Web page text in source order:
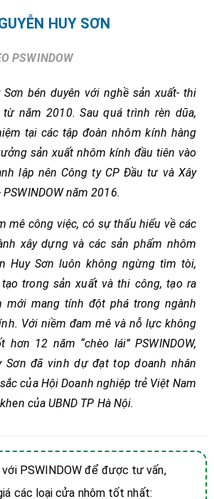
HUY SƠN
PSWINDOW
Sơn bén duyên với nghề sản xuất- thi
năm 2010. Sau quá trình rèn dũa,
tại các tập đoàn nhôm kính hàng
sản xuất nhôm kính đầu tiên vào
lập nên Công ty CP Đầu tư và Xây
năm 2016.
mê công việc, có sự thấu hiểu về các
xây dựng và các sản phẩm nhôm
Huy Sơn luôn không ngừng tìm tòi,
trong sản xuất và thi công, tạo ra
mới mang tính đột phá trong ngành
Với niềm đam mê và nỗ lực không
12 năm “chèo lái” PSWINDOW,
Sơn đã vinh dự đạt top doanh nhân
của Hội Doanh nghiệp trẻ Việt Nam
của UBND TP Hà Nội.
với PSWINDOW để được tư vấn,
các loại cửa nhôm tốt nhất: